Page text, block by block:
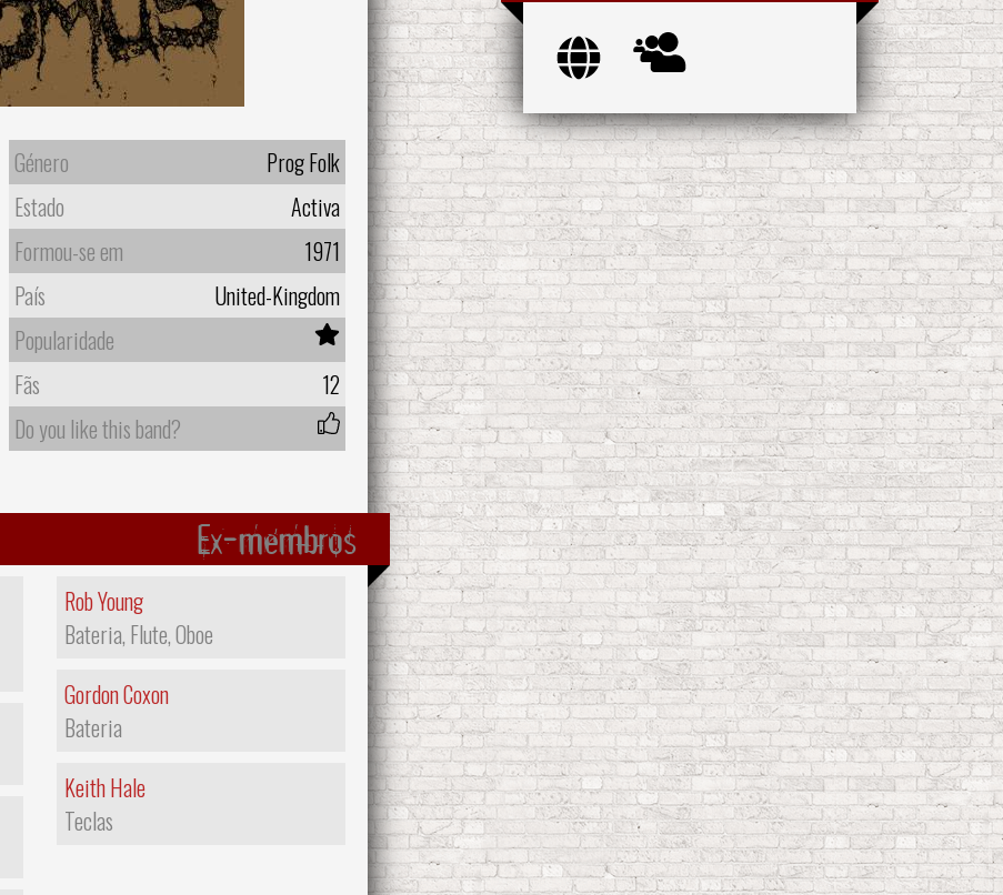
Género
Prog Folk
Estado
Activa
Formou-se em
1971
País
United-Kingdom
Popularidade
Fãs
12
Do you like this band?
Ex-membros
Rob Young
Bateria, Flute, Oboe
Gordon Coxon
Bateria
Keith Hale
Teclas